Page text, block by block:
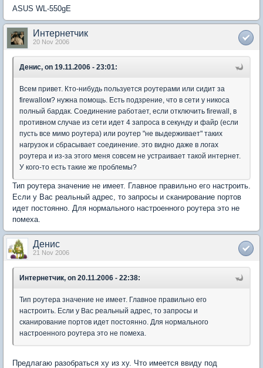
ASUS WL-550gE
Интернетчик
20 Nov 2006
Денис, on 19.11.2006 - 23:01:
Всем привет. Кто-нибудь пользуется роутерами или сидит за
firewallом? нужна помощь. Есть подзрение, что в сети у никоса
полный бардак. Соединение работает, если отключить firewall, в
противном случае из сети идет 4 запроса в секунду и файр (если
пусть все мимо роутера) или роутер "не выдерживает" таких
нагрузок и сбрасывает соединение. это видно даже в логах
роутера и из-за этого меня совсем не устраивает такой интернет.
У кого-то есть такие же проблемы?
Тип роутера значение не имеет. Главное правильно его настроить.
Если у Вас реальный адрес, то запросы и сканирование портов
идет постоянно. Для нормального настроенного роутера это не
помеха.
Денис
21 Nov 2006
Интернетчик, on 20.11.2006 - 22:38:
Тип роутера значение не имеет. Главное правильно его
настроить. Если у Вас реальный адрес, то запросы и
сканирование портов идет постоянно. Для нормального
настроенного роутера это не помеха.
Предлагаю разобраться ху из ху. Что имеется ввиду под